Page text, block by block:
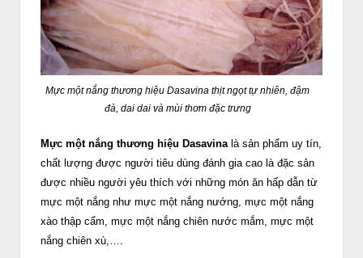
Mực một nắng thương hiệu Dasavina thịt ngọt tự nhiên, đậm
đà, dai dai và mùi thơm đặc trưng
Mực một nắng thương hiệu Dasavinalà sản phẩm uy tín,
chất lượng được người tiêu dùng đánh gia cao là đặc sản
được nhiều người yêu thích với những món ăn hấp dẫn từ
mực một nắng như mực một nắng nướng, mực một nắng
xào thập cẩm, mực một nắng chiên nước mắm, mực một
nắng chiên xù,….